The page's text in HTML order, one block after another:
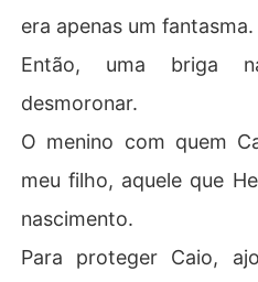
a a abandonar, um peão em
vez.
Então, o irmão de Heitor
chance de vingança, mas
ele e colocasse minha
Eu fui um peão uma vez.
Nunca mais.
era apenas um fantasma.
Então, uma briga
desmoronar.
O menino com quem
meu filho, aquele que
nascimento.
Para proteger Caio,